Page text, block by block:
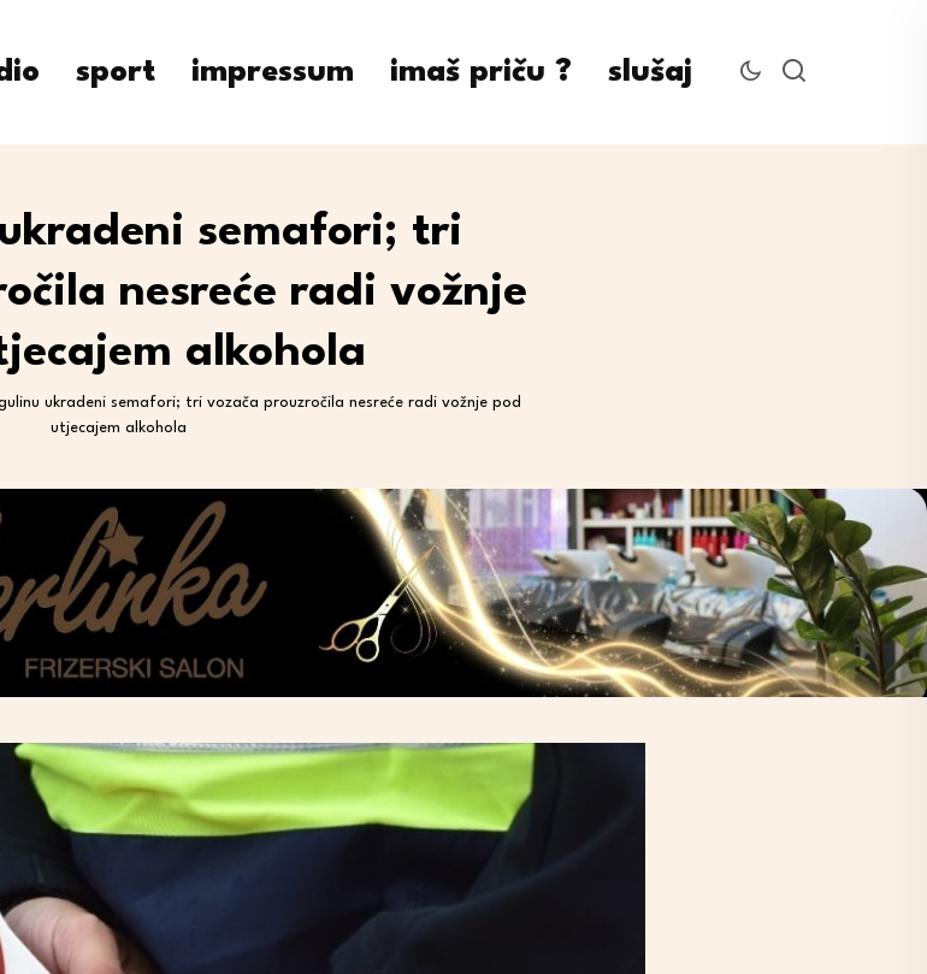
sport impressum imaš priču ? slušaj
semafori; tri
nesreće radi vožnje
alkohola
ukradeni semafori; tri vozača prouzročila nesreće radi vožnje pod
utjecajem alkohola